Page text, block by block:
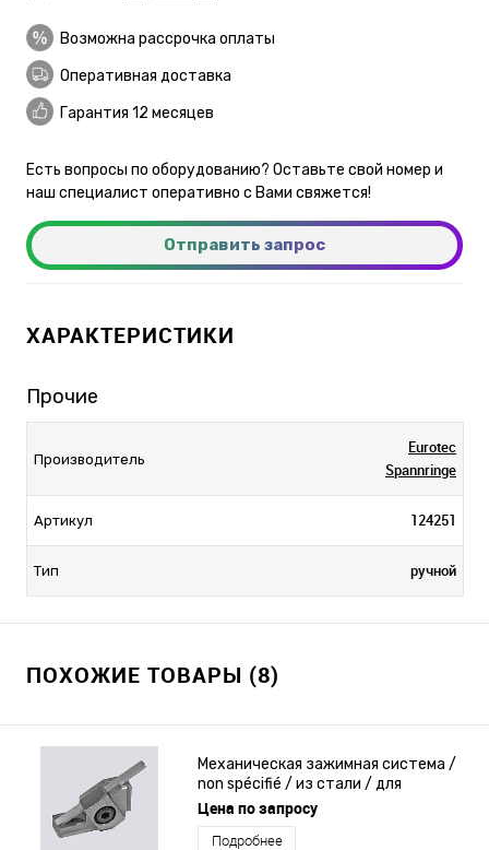
Возможна рассрочка оплаты
Оперативная доставка
Гарантия 12 месяцев
Есть вопросы по оборудованию? Оставьте свой номер и
наш специалист оперативно с Вами свяжется!
Отправить запрос
ХАРАКТЕРИСТИКИ
Прочие
Производитель
Eurotec
Spannringe
Артикул 124251
Тип ручной
ПОХОЖИЕ ТОВАРЫ (8)
Механическая зажимная система /
non spécifié / из стали / для
обрабатываемых деталей
Цена по запросу
Подробнее